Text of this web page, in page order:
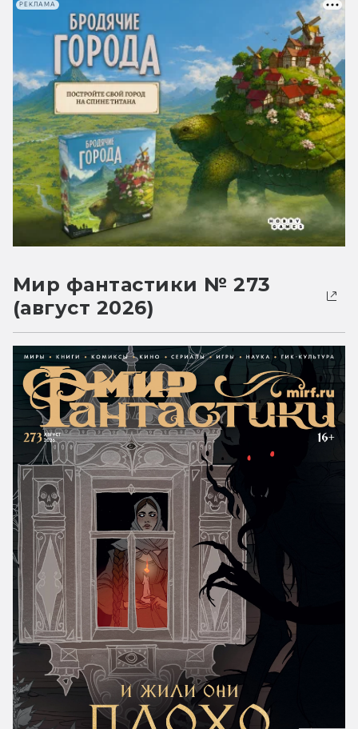
РЕКЛАМА
Мир фантастики № 273
(август 2026)